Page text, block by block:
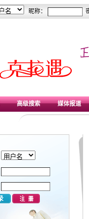
昵称：
高级搜索 媒体报道